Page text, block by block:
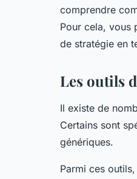
comprendre
Pour cela, vous
de stratégie en
Les outils
Il existe de
Certains sont
génériques.
Parmi ces